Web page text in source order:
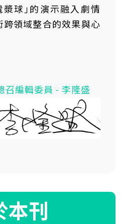
球｣的演示融入劇情
領域整合的效果與心
召編輯委員 - 李隆盛
本刊